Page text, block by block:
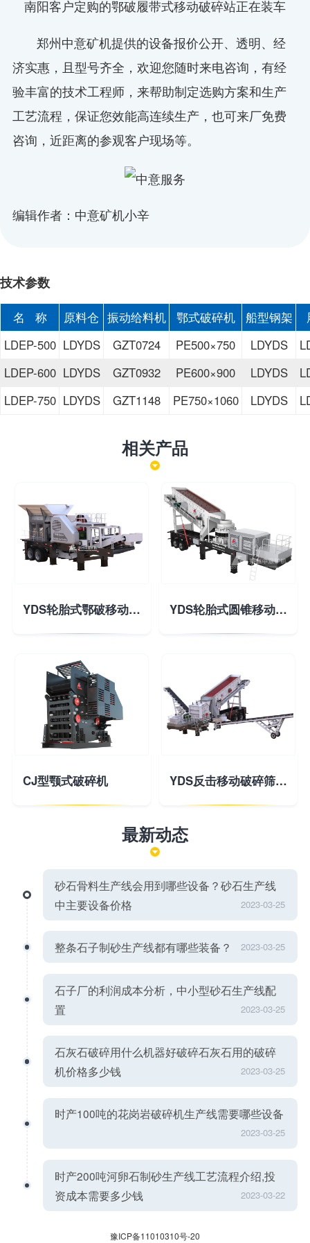
南阳客户定购的鄂破履带式移动破碎站正在装车
郑州中意矿机提供的设备报价公开、透明、经
济实惠，且型号齐全，欢迎您随时来电咨询，有经
验丰富的技术工程师，来帮助制定选购方案和生产
工艺流程，保证您效能高连续生产，也可来厂免费
咨询，近距离的参观客户现场等。
编辑作者：中意矿机小辛
技术参数
名 称 原料仓 振动给料机 鄂式破碎机 船型钢架
LDEP-500 LDYDS GZT0724 PE500×750 LDYDS
LDEP-600 LDYDS GZT0932 PE600×900 LDYDS
LDEP-750 LDYDS GZT1148 PE750×1060 LDYDS
相关产品
YDS轮胎式鄂破移动破碎站 YDS轮胎式圆锥移动破碎站
CJ型颚式破碎机 YDS反击移动破碎筛分站
最新动态
砂石骨料生产线会用到哪些设备？砂石生产线
中主要设备价格
2023-03-25
整条石子制砂生产线都有哪些装备？ 2023-03-25
石子厂的利润成本分析，中小型砂石生产线配
置
2023-03-25
石灰石破碎用什么机器好破碎石灰石用的破碎
机价格多少钱
2023-03-25
时产100吨的花岗岩破碎机生产线需要哪些设备
2023-03-25
时产200吨河卵石制砂生产线工艺流程介绍,投
资成本需要多少钱
2023-03-22
豫ICP备11010310号-20